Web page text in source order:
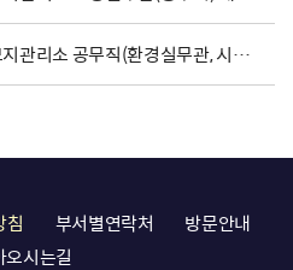
국립5.18민주묘지관리소 공무직(환경실무관, 시설실무관) 채용 공고
침 부서별연락처
방문안내
오시는길